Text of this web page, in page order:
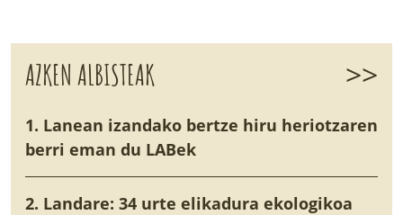
AZKEN ALBISTEAK >>
1. Lanean izandako bertze hiru heriotzaren
berri eman du LABek
2. Landare: 34 urte elikadura ekologikoa